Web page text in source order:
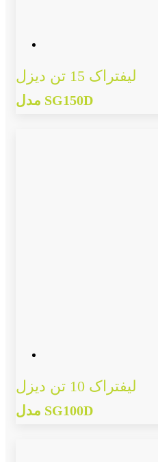
لیفتراک 15 تن دیزل
مدل SG150D
لیفتراک 10 تن دیزل
مدل SG100D